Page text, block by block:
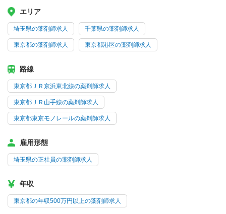
エリア
埼玉県の薬剤師求人 千葉県の薬剤師求人
東京都の薬剤師求人 東京都港区の薬剤師求人
路線
東京都ＪＲ京浜東北線の薬剤師求人
東京都ＪＲ山手線の薬剤師求人
東京都東京モノレールの薬剤師求人
雇用形態
埼玉県の正社員の薬剤師求人
年収
東京都の年収500万円以上の薬剤師求人